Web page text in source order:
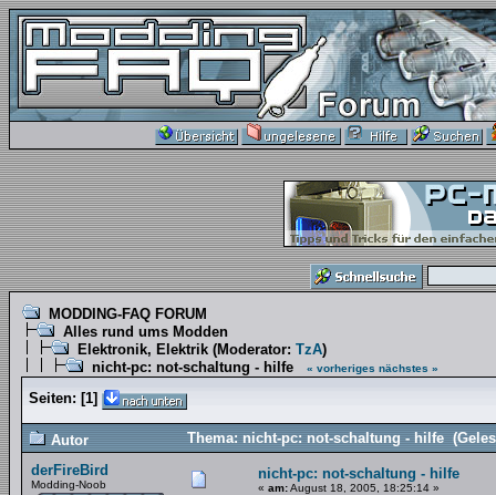
MODDING-FAQ FORUM
Alles rund ums Modden
Elektronik, Elektrik (Moderator: TzA)
nicht-pc: not-schaltung - hilfe
« vorheriges nächstes »
Seiten: [1]
Autor
Thema: nicht-pc: not-schaltung - hilfe
derFireBird
Modding-Noob
nicht-pc: not-schaltung - hilfe
« am:August 18, 2005, 18:25:14 »